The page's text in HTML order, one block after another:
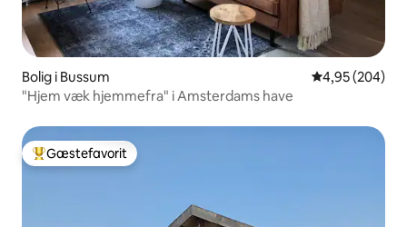
Bolig i Bussum 4,95 ud af 5 i
4,95 (204)
"Hjem væk hjemmefra" i Amsterdams have
Bedste gæstefavorit
Gæstefavorit